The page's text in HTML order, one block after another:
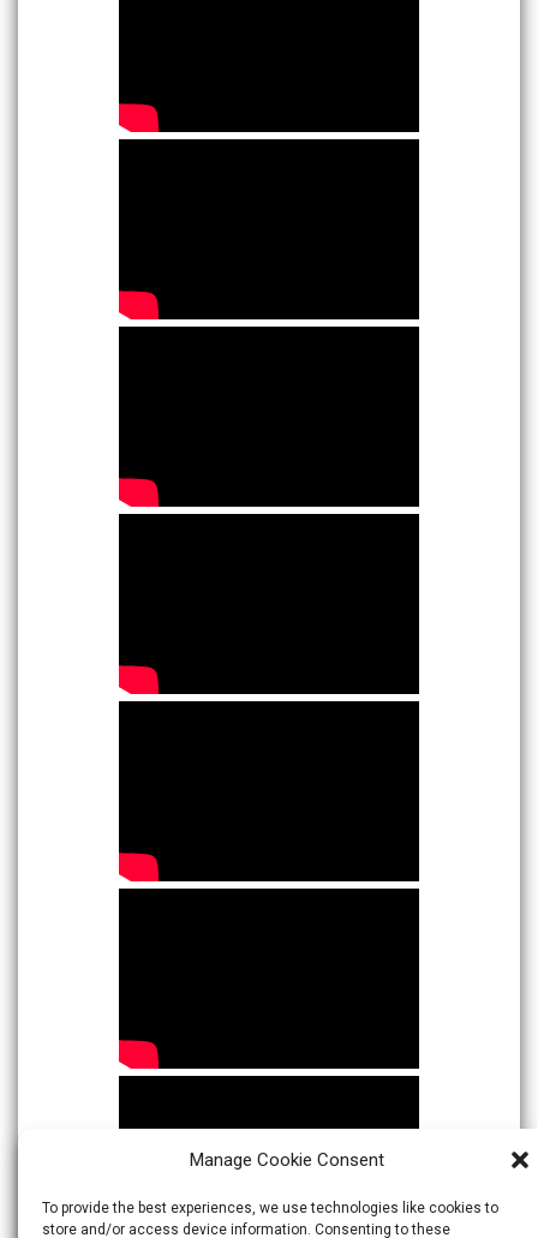
Manage Cookie Consent
To provide the best experiences, we use technologies like cookies to
store and/or access device information. Consenting to these